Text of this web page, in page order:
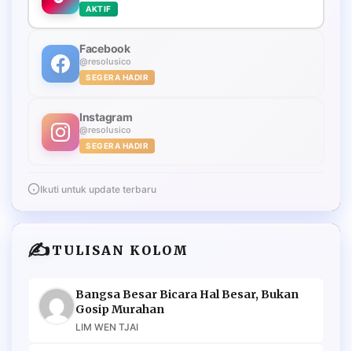
AKTIF
Facebook
@resolusico
SEGERA HADIR
Instagram
@resolusico
SEGERA HADIR
Ikuti untuk update terbaru
✍️TULISAN KOLOM
Bangsa Besar Bicara Hal Besar, Bukan
Gosip Murahan
LIM WEN TJAI